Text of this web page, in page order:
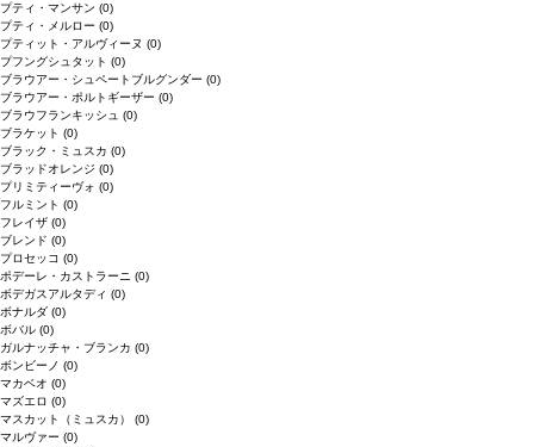
プティ・マンサン (0)
プティ・メルロー (0)
プティット・アルヴィーヌ (0)
プフングシュタット (0)
ブラウアー・シュペートブルグンダー (0)
ブラウアー・ポルトギーザー (0)
ブラウフランキッシュ (0)
ブラケット (0)
ブラック・ミュスカ (0)
ブラッドオレンジ (0)
プリミティーヴォ (0)
フルミント (0)
フレイザ (0)
ブレンド (0)
プロセッコ (0)
ポデーレ・カストラーニ (0)
ボデガスアルタディ (0)
ボナルダ (0)
ボバル (0)
ガルナッチャ・ブランカ (0)
ボンビーノ (0)
マカベオ (0)
マズエロ (0)
マスカット（ミュスカ） (0)
マルヴァー (0)